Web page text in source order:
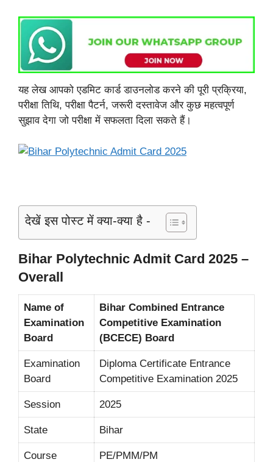
यह लेख आपको एडमिट कार्ड डाउनलोड करने की पूरी प्रक्रिया,
परीक्षा तिथि, परीक्षा पैटर्न, जरूरी दस्तावेज और कुछ महत्वपूर्ण
सुझाव देगा जो परीक्षा में सफलता दिला सकते हैं।
देखें इस पोस्ट में क्या-क्या है -
Bihar Polytechnic Admit Card 2025 –
Overall
Name of
Examination
Board
Bihar Combined Entrance
Competitive Examination
(BCECE) Board
Examination
Board
Diploma Certificate Entrance
Competitive Examination 2025
Session 2025
State Bihar
Course PE/PMM/PM